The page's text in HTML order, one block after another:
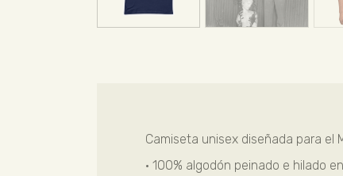
Camiseta unisex diseñada para el
• 100% algodón peinado e hilado